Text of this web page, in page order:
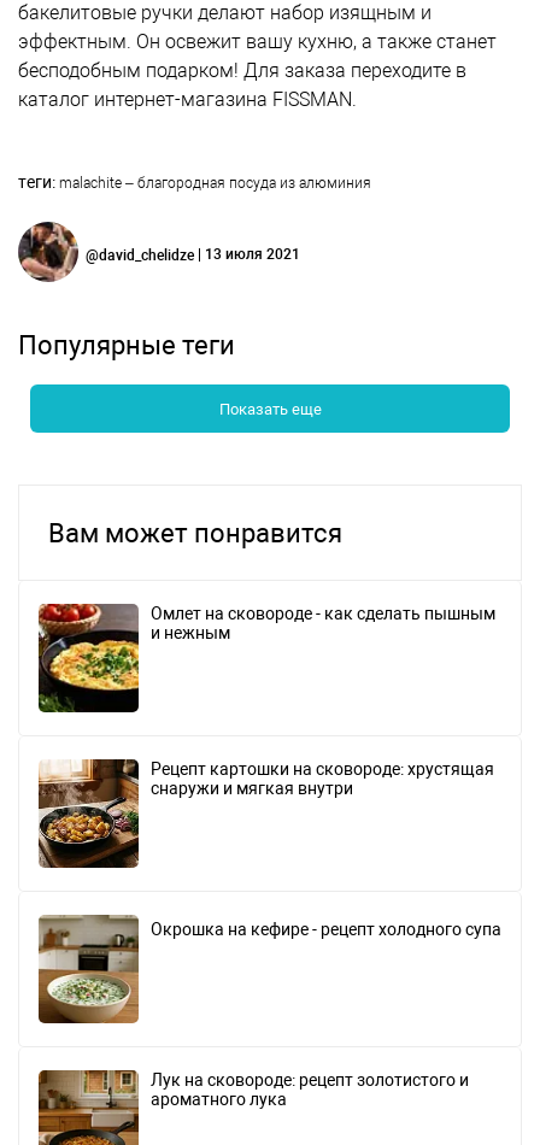
бакелитовые ручки делают набор изящным и
эффектным. Он освежит вашу кухню, а также станет
бесподобным подарком! Для заказа переходите в
каталог интернет-магазина FISSMAN.
теги: malachite – благородная посуда из алюминия
@david_chelidze | 13 июля 2021
Популярные теги
Показать еще
Вам может понравится
Омлет на сковороде - как сделать пышным
и нежным
Рецепт картошки на сковороде: хрустящая
снаружи и мягкая внутри
Окрошка на кефире - рецепт холодного супа
Лук на сковороде: рецепт золотистого и
ароматного лука